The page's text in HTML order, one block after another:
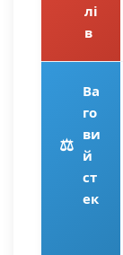
лі
в
⚖️
Ва
го
ви
й
ст
ек